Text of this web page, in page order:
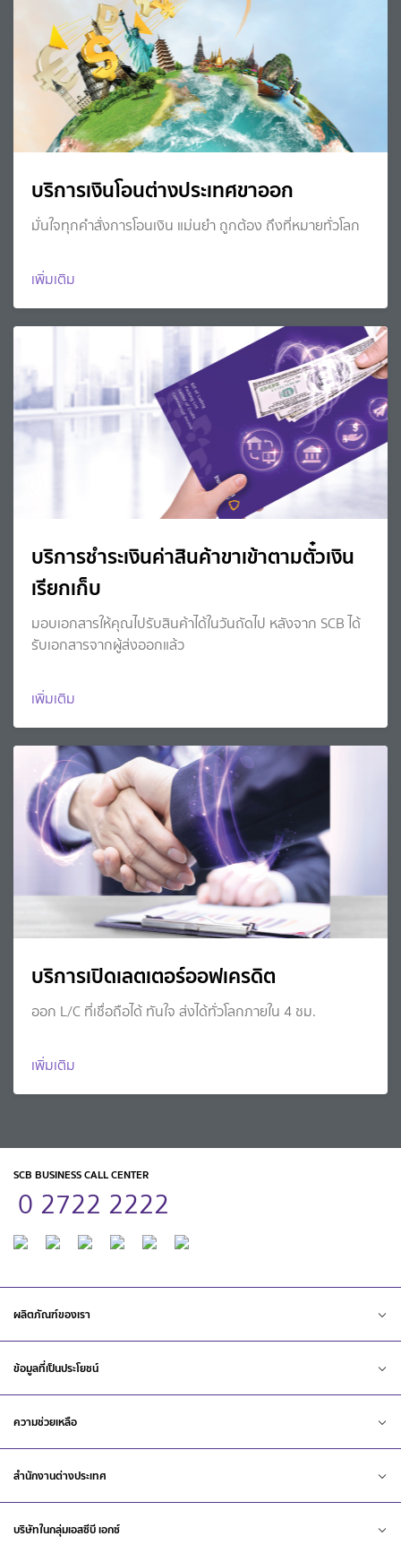
บริการเงินโอนต่างประเทศขาออก
มั่นใจทุกคำสั่งการโอนเงิน แม่นยำ ถูกต้อง ถึงที่หมายทั่วโลก
เพิ่มเติม
บริการชำระเงินค่าสินค้าขาเข้าตามตั๋วเงิน
เรียกเก็บ
มอบเอกสารให้คุณไปรับสินค้าได้ในวันถัดไป หลังจาก SCB ได้
รับเอกสารจากผู้ส่งออกแล้ว
เพิ่มเติม
บริการเปิดเลตเตอร์ออฟเครดิต
ออก L/C ที่เชื่อถือได้ ทันใจ ส่งได้ทั่วโลกภายใน 4 ชม.
เพิ่มเติม
SCB BUSINESS CALL CENTER
0 2722 2222
ผลิตภัณฑ์ของเรา
ข้อมูลที่เป็นประโยชน์
ความช่วยเหลือ
สำนักงานต่างประเทศ
บริษัทในกลุ่มเอสซีบี เอกซ์